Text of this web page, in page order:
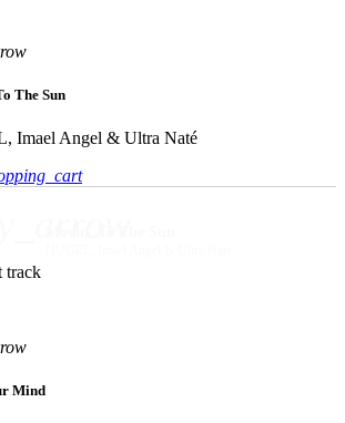
The Sun
Imael Angel & Ultra Naté
Mind